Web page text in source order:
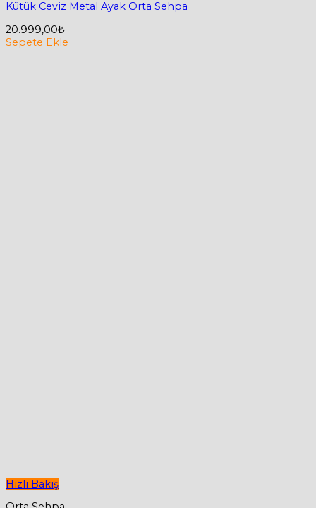
Kütük Ceviz Metal Ayak Orta Sehpa
20.999,00₺
Sepete Ekle
Hızlı Bakış